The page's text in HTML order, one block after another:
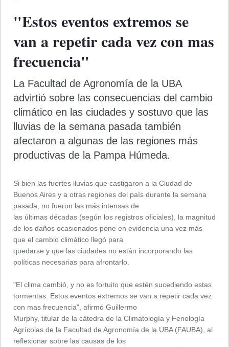
"Estos eventos extremos se
van a repetir cada vez con mas
frecuencia"
La Facultad de Agronomía de la UBA
advirtió sobre las consecuencias del cambio
climático en las ciudades y sostuvo que las
lluvias de la semana pasada también
afectaron a algunas de las regiones más
productivas de la Pampa Húmeda.
Si bien las fuertes lluvias que castigaron a la Ciudad de
Buenos Aires y a otras regiones del país durante la semana
pasada, no fueron las más intensas de
las últimas décadas (según los registros oficiales), la magnitud
de los daños ocasionados pone en evidencia una vez más
que el cambio climático llegó para
quedarse y que las ciudades no están incorporando las
políticas necesarias para afrontarlo.
"El clima cambió, y no es fortuito que estén sucediendo estas
tormentas. Estos eventos extremos se van a repetir cada vez
con mas frecuencia", afirmó Guillermo
Murphy, titular de la cátedra de la Climatología y Fenología
Agrícolas de la Facultad de Agronomía de la UBA (FAUBA), al
reflexionar sobre las causas de los